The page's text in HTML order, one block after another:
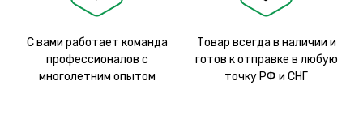
С вами работает команда
профессионалов с
многолетним опытом
Товар всегда в наличии и
готов к отправке в любую
точку РФ и СНГ